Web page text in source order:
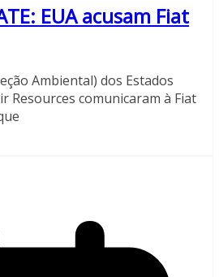
EUA acusam Fiat
Ambiental) dos Estados
Resources comunicaram à Fiat